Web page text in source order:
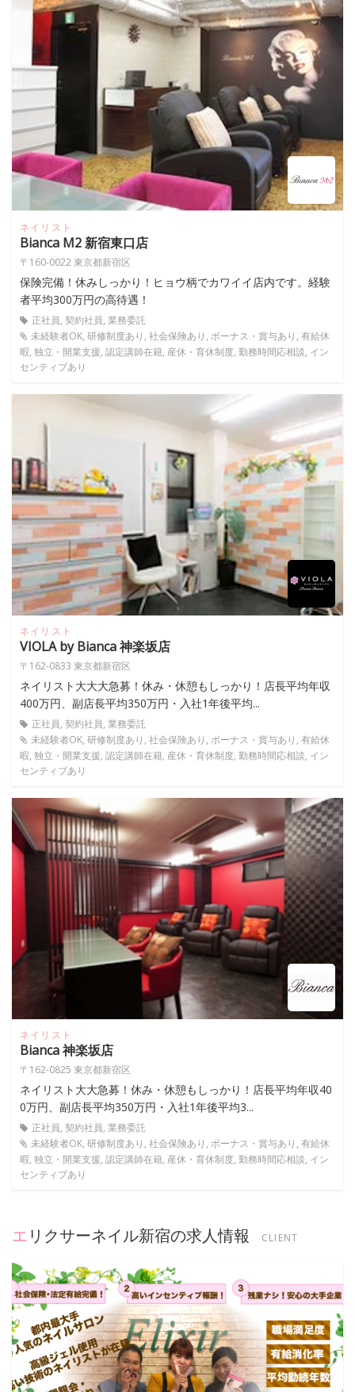
ネイリスト
Bianca M2 新宿東口店
〒160-0022 東京都新宿区
保険完備！休みしっかり！ヒョウ柄でカワイイ店内です。経験
者平均300万円の高待遇！
正社員, 契約社員, 業務委託
未経験者OK, 研修制度あり, 社会保険あり, ボーナス・賞与あり, 有給休
暇, 独立・開業支援, 認定講師在籍, 産休・育休制度, 勤務時間応相談, イン
センティブあり
ネイリスト
VIOLA by Bianca 神楽坂店
〒162-0833 東京都新宿区
ネイリスト大大大急募！休み・休憩もしっかり！店長平均年収
400万円、副店長平均350万円・入社1年後平均...
正社員, 契約社員, 業務委託
未経験者OK, 研修制度あり, 社会保険あり, ボーナス・賞与あり, 有給休
暇, 独立・開業支援, 認定講師在籍, 産休・育休制度, 勤務時間応相談, イン
センティブあり
ネイリスト
Bianca 神楽坂店
〒162-0825 東京都新宿区
ネイリスト大大急募！休み・休憩もしっかり！店長平均年収40
0万円、副店長平均350万円・入社1年後平均3...
正社員, 契約社員, 業務委託
未経験者OK, 研修制度あり, 社会保険あり, ボーナス・賞与あり, 有給休
暇, 独立・開業支援, 認定講師在籍, 産休・育休制度, 勤務時間応相談, イン
センティブあり
エリクサーネイル新宿の求人情報 CLIENT